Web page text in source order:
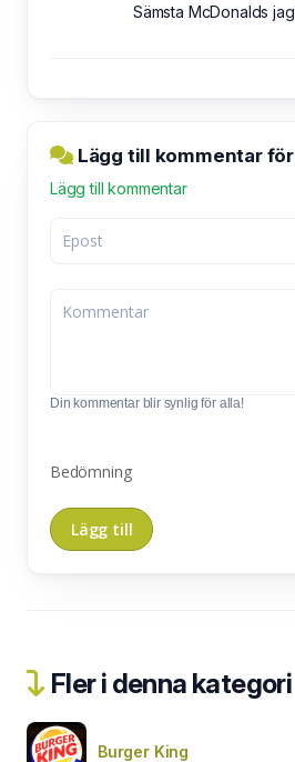
Sämsta McDonalds
Lägg till kommentar
Lägg till kommentar
Din kommentar blir synlig för alla!
Bedömning
Fler i denna kategori
Burger King